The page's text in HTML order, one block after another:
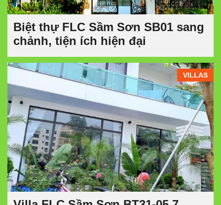
Biệt thự FLC Sầm Sơn SB01 sang
chảnh, tiện ích hiện đại
VILLAS